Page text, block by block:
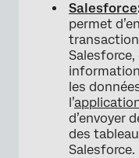
Salesforce
permet
les
l’
d’envoyer
des
Salesforce.